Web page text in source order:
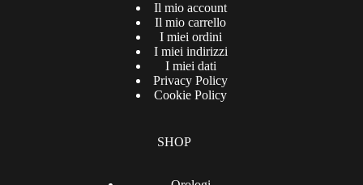
Il mio account
Il mio carrello
I miei ordini
I miei indirizzi
I miei dati
Privacy Policy
Cookie Policy
SHOP